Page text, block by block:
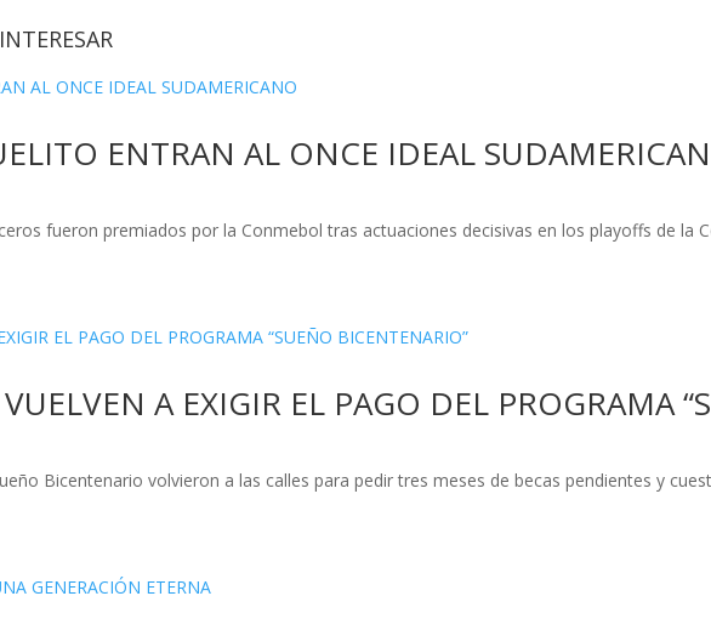
ENTRAN AL ONCE IDEAL
fueron premiados por la Conmebol tras actuaciones decisivas en los playoffs de la
A EXIGIR EL PAGO DEL PROGRAMA
Bicentenario volvieron a las calles para pedir tres meses de becas pendientes y